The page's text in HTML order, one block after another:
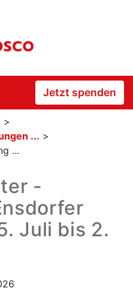
Jetzt spenden
>
... >
...
-
Juli bis 2.